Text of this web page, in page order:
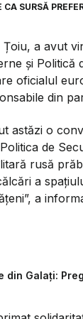
SURSĂ
a avut
și Politică
oficialul
din
astăzi o
de
rusă
a
a
Galați: